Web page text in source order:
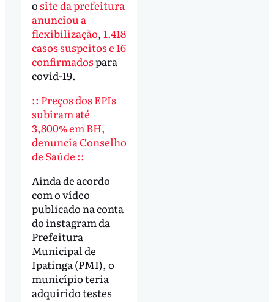
o site da prefeitura
anunciou a
flexibilização, 1.418
casos suspeitos e 16
confirmadospara
covid-19.
:: Preços dos EPIs
subiram até
3,800% em BH,
denuncia Conselho
de Saúde ::
Ainda de acordo
com o vídeo
publicado na conta
do instagram da
Prefeitura
Municipal de
Ipatinga (PMI), o
município teria
adquirido testes